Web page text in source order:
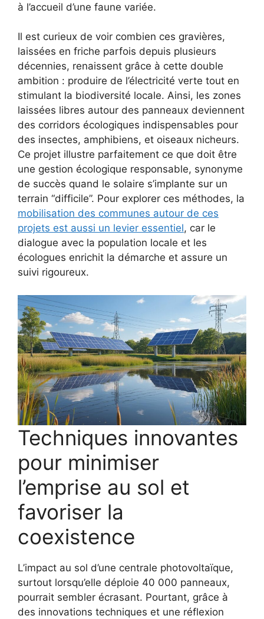
à l’accueil d’une faune variée.
Il est curieux de voir combien ces gravières,
laissées en friche parfois depuis plusieurs
décennies, renaissent grâce à cette double
ambition : produire de l’électricité verte tout en
stimulant la biodiversité locale. Ainsi, les zones
laissées libres autour des panneaux deviennent
des corridors écologiques indispensables pour
des insectes, amphibiens, et oiseaux nicheurs.
Ce projet illustre parfaitement ce que doit être
une gestion écologique responsable, synonyme
de succès quand le solaire s’implante sur un
terrain “difficile”. Pour explorer ces méthodes, la
mobilisation des communes autour de ces
projets est aussi un levier essentiel, car le
dialogue avec la population locale et les
écologues enrichit la démarche et assure un
suivi rigoureux.
Techniques innovantes
pour minimiser
l’emprise au sol et
favoriser la
coexistence
L’impact au sol d’une centrale photovoltaïque,
surtout lorsqu’elle déploie 40 000 panneaux,
pourrait sembler écrasant. Pourtant, grâce à
des innovations techniques et une réflexion